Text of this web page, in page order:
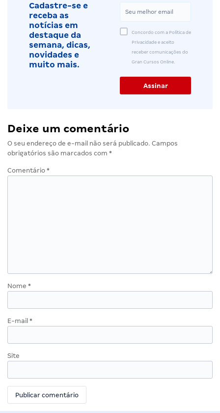
Cadastre-se e
receba as
notícias em
destaque da
semana, dicas,
novidades e
muito mais.
Concordo com a Política de
Privacidade e aceito
receber comunicações do
Gran Cursos Online.
Deixe um comentário
O seu endereço de e-mail não será publicado. Campos
obrigatórios são marcados com *
Comentário *
Nome *
E-mail *
Site